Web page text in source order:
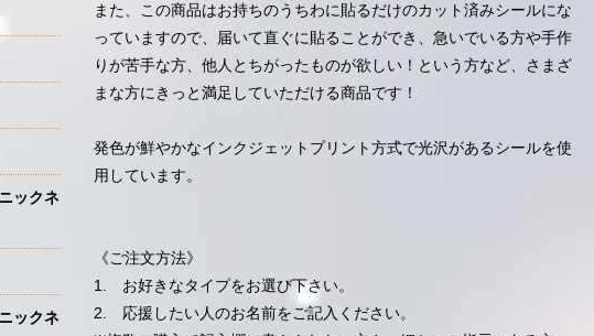
また、この商品はお持ちのうちわに貼るだけのカット済みシールにな
っていますので、届いて直ぐに貼ることができ、急いでいる方や手作
りが苦手な方、他人とちがったものが欲しい！という方など、さまざ
まな方にきっと満足していただける商品です！
発色が鮮やかなインクジェットプリント方式で光沢があるシールを使
用しています。
《ご注文方法》
1. お好きなタイプをお選び下さい。
2. 応援したい人のお名前をご記入ください。
ックネ
ックネ